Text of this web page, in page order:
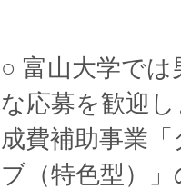
○ 富山大学では
な応募を歓迎
成費補助事業
ブ（特色型）